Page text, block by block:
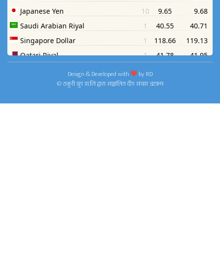
Design & Developed with byRD
© ठकुरी ग्रुप प्रा.लि द्वारा सञ्चालित दीप संचार डटकम